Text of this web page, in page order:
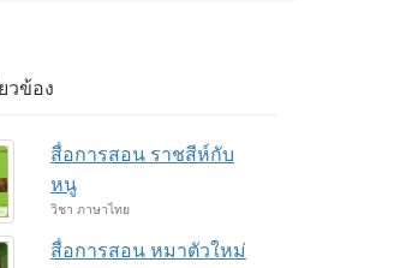
วข้อง
สื่อการสอน ราชสีห์กับ
หนู
วิชา ภาษาไทย
สื่อการสอน หมาตัวใหม่